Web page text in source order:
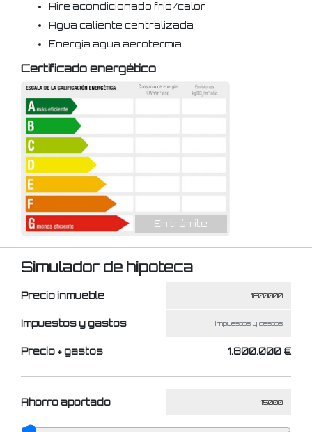
Aire acondicionado frío/calor
Agua caliente centralizada
Energía agua aerotermia
Certificado energético
En trámite
Simulador de hipoteca
Precio inmueble
Impuestos y gastos
Precio + gastos 1.800.000 €
Ahorro aportado